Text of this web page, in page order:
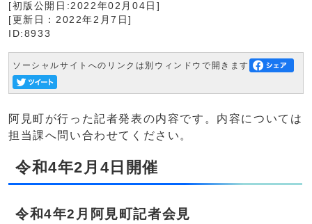
[初版公開日:2022年02月04日]
[更新日：2022年2月7日]
ID:8933
ソーシャルサイトへのリンクは別ウィンドウで開きます
阿見町が行った記者発表の内容です。内容については
担当課へ問い合わせてください。
令和4年2月4日開催
令和4年2月阿見町記者会見